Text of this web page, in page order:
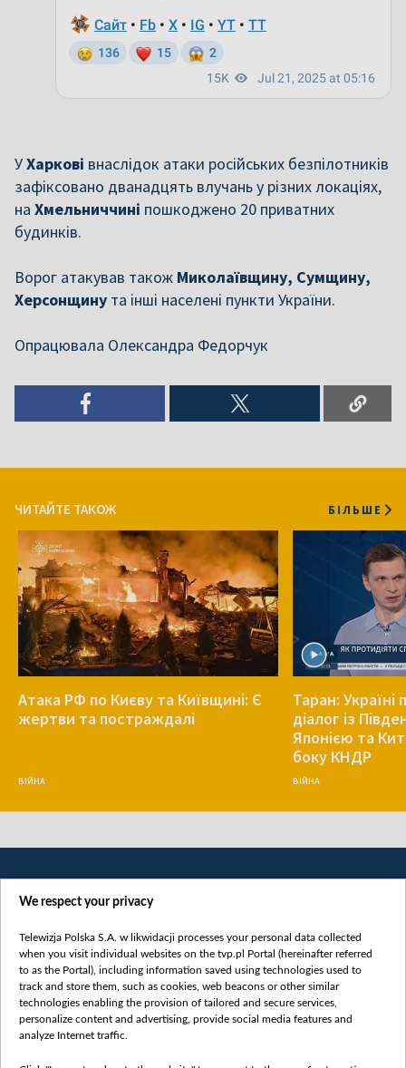
УХаркові внаслідок атаки російських безпілотників
зафіксовано дванадцять влучань у різних локаціях,
на Хмельниччині пошкоджено 20 приватних
будинків.
Ворог атакував також Миколаївщину, Сумщину,
Херсонщину та інші населені пункти України.
Опрацювала Олександра Федорчук
ЧИТАЙТЕ ТАКОЖ БІЛЬШЕ
Атака РФ по Києву та Київщині: Є
жертви та постраждалі
ВІЙНА
Таран: Україні
діалог із
Японією та
боку КНДР
ВІЙНА
Категорії
Новини
We respect your privacy
Telewizja Polska S.A. w likwidacji processes your personal data collected
when you visit individual websites on the tvp.pl Portal (hereinafter referred
to as the Portal), including information saved using technologies used to
track and store them, such as cookies, web beacons or other similar
technologies enabling the provision of tailored and secure services,
personalize content and advertising, provide social media features and
analyze Internet traffic.